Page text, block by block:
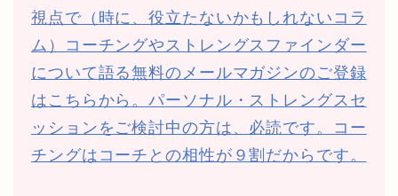
視点で（時に、役立たないかもしれないコラ
ム）コーチングやストレングスファインダー
について語る無料のメールマガジンのご登録
はこちらから。パーソナル・ストレングスセ
ッションをご検討中の方は、必読です。コー
チングはコーチとの相性が９割だからです。